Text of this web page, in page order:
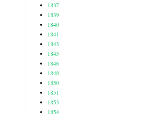
1837
1839
1840
1841
1843
1845
1846
1848
1850
1851
1853
1854